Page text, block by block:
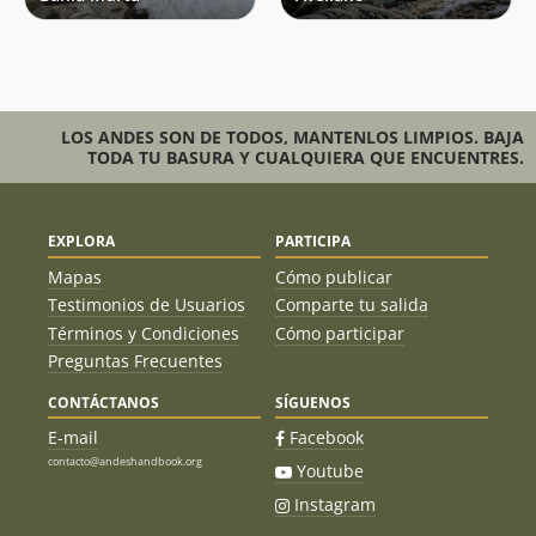
LOS ANDES SON DE TODOS, MANTENLOS LIMPIOS. BAJA
TODA TU BASURA Y CUALQUIERA QUE ENCUENTRES.
EXPLORA
Mapas
Testimonios de Usuarios
Términos y Condiciones
Preguntas Frecuentes
PARTICIPA
Cómo publicar
Comparte tu salida
Cómo participar
CONTÁCTANOS
E-mail
contacto@andeshandbook.org
SÍGUENOS
Facebook
Youtube
Instagram